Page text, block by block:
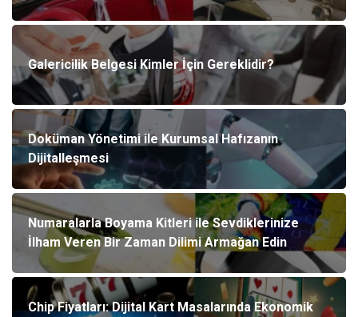
Galericilik Belgesi Kimler İçin Gereklidir?
Doküman Yönetimi ile Kurumsal Hafızanın
Dijitalleşmesi
Numaralarla Boyama Kitleri ile Sevdiklerinize
İlham Veren Bir Zaman Dilimi Armağan Edin
Chip Fiyatları: Dijital Kart Masalarında Ekonomik